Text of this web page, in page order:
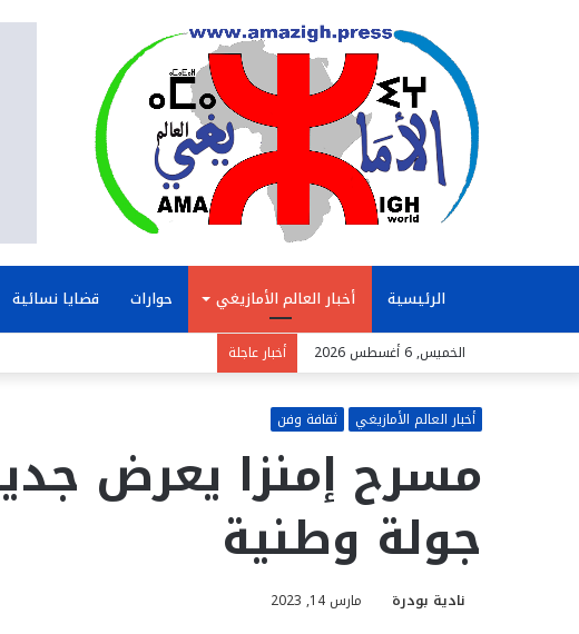
الرئيسية أخبار العالم الأمازيغي حوارات قضايا نسائية
الخميس, 6 أغسطس 2026 أخبار عاجلة
أخبار العالم الأمازيغي ثقافة وفن
مسرح إمنزا يعرض
جولة وطنية
نادية بودرة مارس 14, 2023